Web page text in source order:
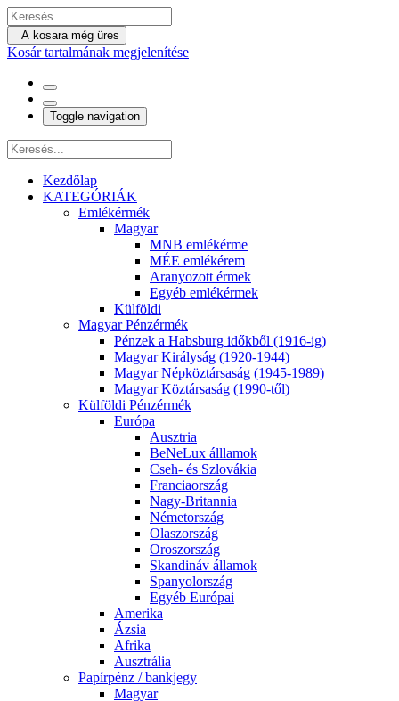
A kosara még üres
Kosár tartalmának megjelenítése
Toggle navigation
Kezdőlap
KATEGÓRIÁK
Emlékérmék
Magyar
MNB emlékérme
MÉE emlékérem
Aranyozott érmek
Egyéb emlékérmek
Külföldi
Magyar Pénzérmék
Pénzek a Habsburg időkből (1916-ig)
Magyar Királyság (1920-1944)
Magyar Népköztársaság (1945-1989)
Magyar Köztársaság (1990-től)
Külföldi Pénzérmék
Európa
Ausztria
BeNeLux álllamok
Cseh- és Szlovákia
Franciaország
Nagy-Britannia
Németország
Olaszország
Oroszország
Skandináv államok
Spanyolország
Egyéb Európai
Amerika
Ázsia
Afrika
Ausztrália
Papírpénz / bankjegy
Magyar